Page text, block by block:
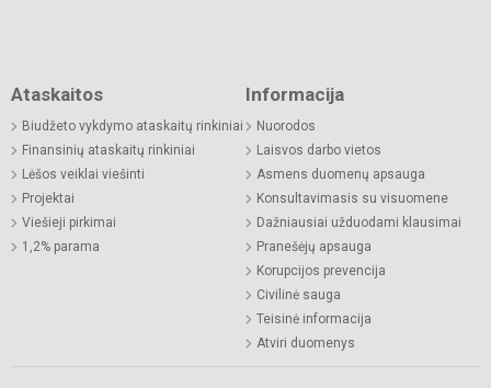
Ataskaitos
Biudžeto vykdymo ataskaitų rinkiniai
Finansinių ataskaitų rinkiniai
Lėšos veiklai viešinti
Projektai
Viešieji pirkimai
1,2% parama
Informacija
Nuorodos
Laisvos darbo vietos
Asmens duomenų apsauga
Konsultavimasis su visuomene
Dažniausiai užduodami klausimai
Pranešėjų apsauga
Korupcijos prevencija
Civilinė sauga
Teisinė informacija
Atviri duomenys